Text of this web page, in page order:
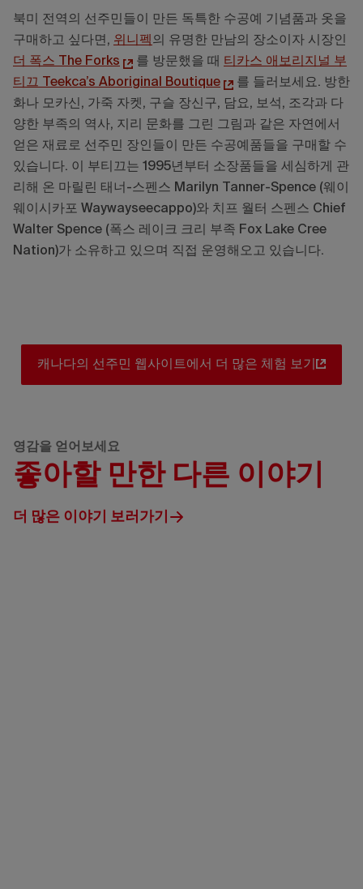
북미 전역의 선주민들이 만든 독특한 수공예 기념품과 옷을
구매하고 싶다면, 위니펙의 유명한 만남의 장소이자 시장인
더 폭스 The Forks
를 방문했을 때 티카스 애보리지널 부
티끄 Teekca’s Aboriginal Boutique
를 들러보세요. 방한
화나 모카신, 가죽 자켓, 구슬 장신구, 담요, 보석, 조각과 다
양한 부족의 역사, 지리 문화를 그린 그림과 같은 자연에서
얻은 재료로 선주민 장인들이 만든 수공예품들을 구매할 수
있습니다. 이 부티끄는 1995년부터 소장품들을 세심하게 관
리해 온 마릴린 태너-스펜스 Marilyn Tanner-Spence (웨이
웨이시카포 Waywayseecappo)와 치프 월터 스펜스 Chief
Walter Spence (폭스 레이크 크리 부족 Fox Lake Cree
Nation)가 소유하고 있으며 직접 운영해오고 있습니다.
캐나다의 선주민 웹사이트에서 더 많은 체험 보기
영감을 얻어보세요
좋아할 만한 다른 이야기
더 많은 이야기 보러가기